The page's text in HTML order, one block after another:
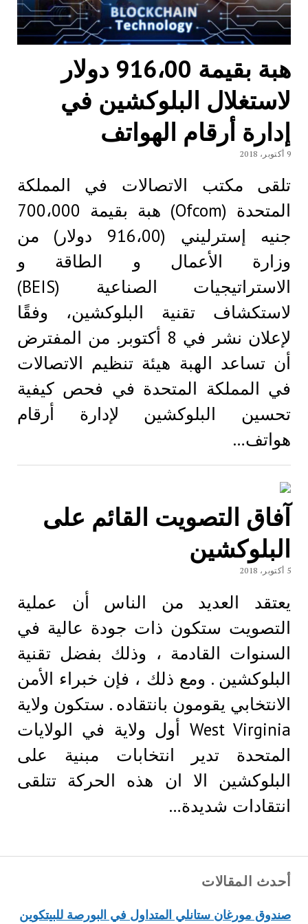
أحدث المقالات
صندوق مورغان ستانلي المتداول في البورصة للبيتكوين
هبة بقيمة 916،00 دولار
لاستغلال البلوكشين في
إدارة أرقام الهواتف
9 أكتوبر، 2018
تلقى مكتب الاتصالات في المملكة
المتحدة (Ofcom) هبة بقيمة 700،000
جنيه إسترليني (916،00 دولار) من
وزارة الأعمال و الطاقة و
الاستراتيجيات الصناعية (BEIS)
لاستكشاف تقنية البلوكشين، وفقًا
لإعلان نشر في 8 أكتوبر. من المفترض
أن تساعد الهبة هيئة تنظيم الاتصالات
في المملكة المتحدة في فحص كيفية
تحسين البلوكشين لإدارة أرقام
هواتف…
آفاق التصويت القائم على
البلوكشين
5 أكتوبر، 2018
يعتقد العديد من الناس أن عملية
التصويت ستكون ذات جودة عالية في
السنوات القادمة ، وذلك بفضل تقنية
البلوكشين . ومع ذلك ، فإن خبراء الأمن
الانتخابي يقومون بانتقاده . ستكون ولاية
West Virginia أول ولاية في الولايات
المتحدة تدير انتخابات مبنية على
البلوكشين الا ان هذه الحركة تتلقى
انتقادات شديدة…